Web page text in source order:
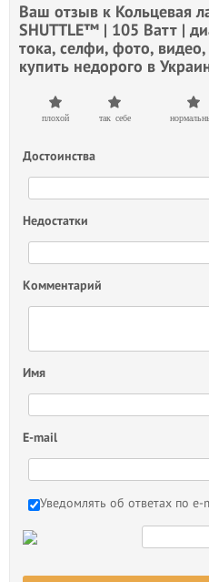
Ваш отзыв к Кольцевая
SHUTTLE™ | 105 Ватт |
тока, селфи, фото,
купить недорого в
плохой так себе
Достоинства
Недостатки
Комментарий
Имя
E-mail
Уведомлять об ответах по e-